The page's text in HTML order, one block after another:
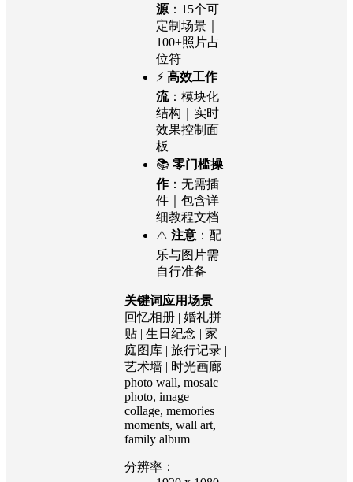
源 ：15个可
定制场景｜
100+照片占
位符
⚡ 高效工作
流：模块化
结构｜实时
效果控制面
板
📚 零门槛操
作：无需插
件｜包含详
细教程文档
⚠️ 注意 ：配
乐与图片需
自行准备
关键词应用场景
回忆相册 | 婚礼拼
贴 | 生日纪念 | 家
庭图库 | 旅行记录 |
艺术墙 | 时光画廊
photo wall, mosaic
photo, image
collage, memories
moments, wall art,
family album
分辨率：